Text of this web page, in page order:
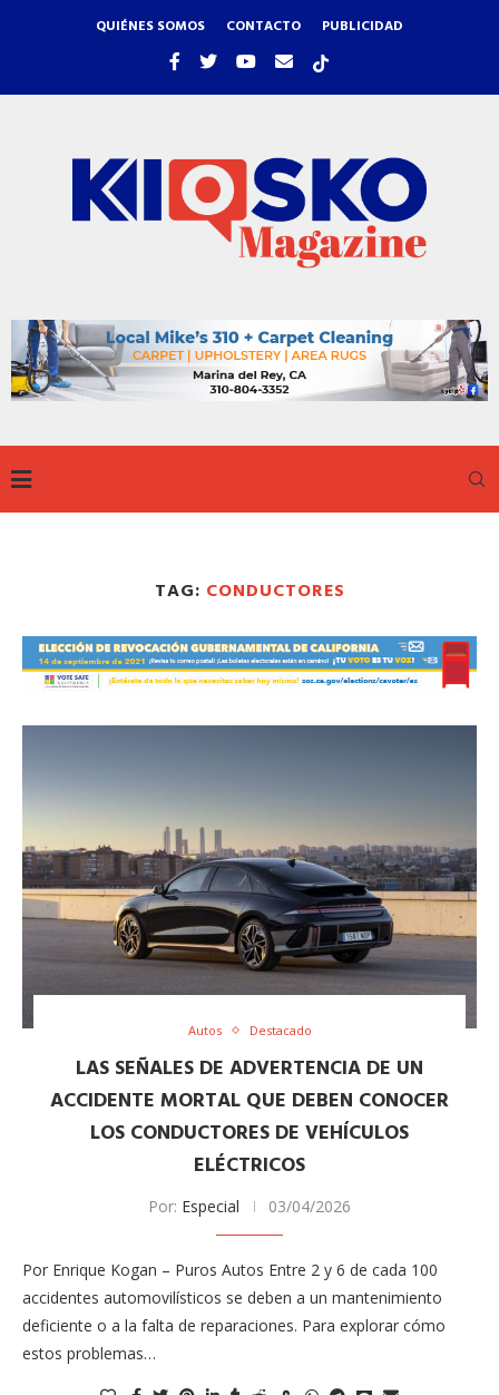
QUIÉNES SOMOS CONTACTO PUBLICIDAD
TAG: CONDUCTORES
Autos Destacado
LAS SEÑALES DE ADVERTENCIA DE UN
ACCIDENTE MORTAL QUE DEBEN CONOCER
LOS CONDUCTORES DE VEHÍCULOS
ELÉCTRICOS
Por: Especial 03/04/2026
Por Enrique Kogan – Puros Autos Entre 2 y 6 de cada 100
accidentes automovilísticos se deben a un mantenimiento
deficiente o a la falta de reparaciones. Para explorar cómo
estos problemas…